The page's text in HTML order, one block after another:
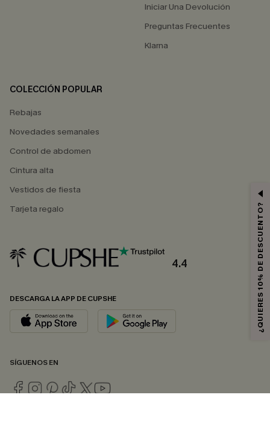
Iniciar Una Devolución
Preguntas Frecuentes
Klarna
COLECCIÓN POPULAR
Rebajas
Novedades semanales
Control de abdomen
Cintura alta
Vestidos de fiesta
Tarjeta regalo
4.4
DESCARGA LA APP DE CUPSHE
SÍGUENOS EN
¿QUIERES 10% DE DESCUENTO?